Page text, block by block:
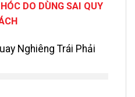
DO DÙNG SAI QUY